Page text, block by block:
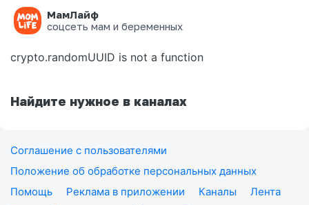
МамЛайф
соцсеть мам и беременных
Ошибка на странице
crypto.randomUUID is not a function
Найдите нужное в каналах
Соглашение с пользователями
Положение об обработке персональных данных
Помощь
Реклама в приложении Каналы
Лента